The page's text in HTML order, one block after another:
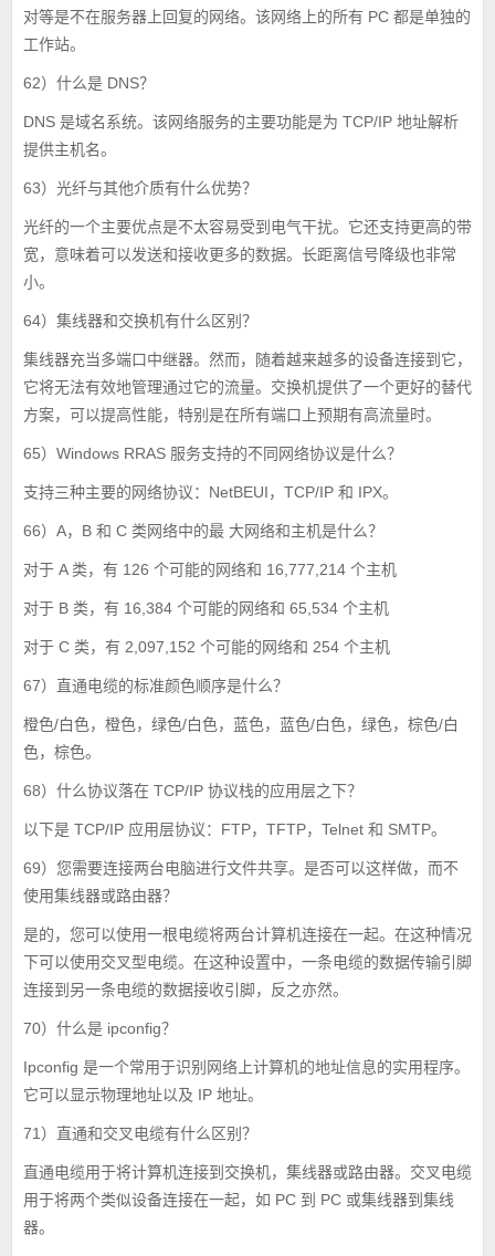
对等是不在服务器上回复的网络。该网络上的所有 PC 都是单独的
工作站。
62）什么是 DNS？
DNS 是域名系统。该网络服务的主要功能是为 TCP/IP 地址解析
提供主机名。
63）光纤与其他介质有什么优势？
光纤的一个主要优点是不太容易受到电气干扰。它还支持更高的带
宽，意味着可以发送和接收更多的数据。长距离信号降级也非常
小。
64）集线器和交换机有什么区别？
集线器充当多端口中继器。然而，随着越来越多的设备连接到它，
它将无法有效地管理通过它的流量。交换机提供了一个更好的替代
方案，可以提高性能，特别是在所有端口上预期有高流量时。
65）Windows RRAS 服务支持的不同网络协议是什么？
支持三种主要的网络协议：NetBEUI，TCP/IP 和 IPX。
66）A，B 和 C 类网络中的最 大网络和主机是什么？
对于 A 类，有 126 个可能的网络和 16,777,214 个主机
对于 B 类，有 16,384 个可能的网络和 65,534 个主机
对于 C 类，有 2,097,152 个可能的网络和 254 个主机
67）直通电缆的标准颜色顺序是什么？
橙色/白色，橙色，绿色/白色，蓝色，蓝色/白色，绿色，棕色/白
色，棕色。
68）什么协议落在 TCP/IP 协议栈的应用层之下？
以下是 TCP/IP 应用层协议：FTP，TFTP，Telnet 和 SMTP。
69）您需要连接两台电脑进行文件共享。是否可以这样做，而不
使用集线器或路由器？
是的，您可以使用一根电缆将两台计算机连接在一起。在这种情况
下可以使用交叉型电缆。在这种设置中，一条电缆的数据传输引脚
连接到另一条电缆的数据接收引脚，反之亦然。
70）什么是 ipconfig？
Ipconfig 是一个常用于识别网络上计算机的地址信息的实用程序。
它可以显示物理地址以及 IP 地址。
71）直通和交叉电缆有什么区别？
直通电缆用于将计算机连接到交换机，集线器或路由器。交叉电缆
用于将两个类似设备连接在一起，如 PC 到 PC 或集线器到集线
器。